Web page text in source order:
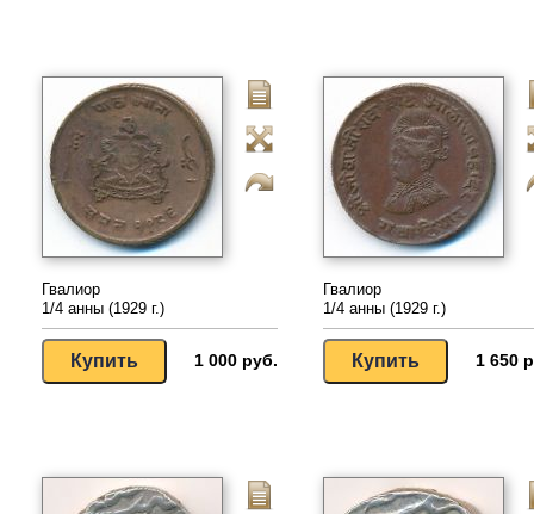
Гвалиор
1/4 анны (1929 г.)
1 000 руб.
Гвалиор
1/4 анны (1929 г.)
1 650